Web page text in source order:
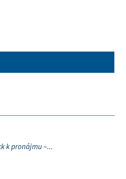
k pronájmu –...